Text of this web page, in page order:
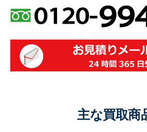
主な買取商